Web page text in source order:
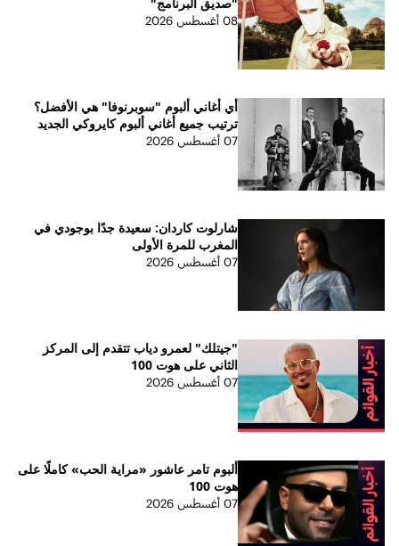
08 أغسطس 2026
أي أغاني ألبوم "سوبرنوفا" هي الأفضل؟
ترتيب جميع أغاني ألبوم كايروكي الجديد
07 أغسطس 2026
شارلوت كاردان: سعيدة جدًا بوجودي في
المغرب للمرة الأولى
07 أغسطس 2026
"جيتلك" لعمرو دياب تتقدم إلى المركز
الثاني على هوت 100
07 أغسطس 2026
ألبوم تامر عاشور «مراية الحب» كاملًا على
هوت 100
07 أغسطس 2026